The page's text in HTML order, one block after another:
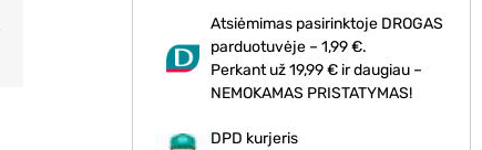
Atsiėmimas pasirinktoje DROGAS
parduotuvėje – 1,99 €.
Perkant už 19,99 € ir daugiau –
NEMOKAMAS PRISTATYMAS!
DPD kurjeris